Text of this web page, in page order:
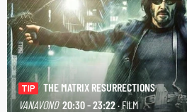
TIP
THE MATRIX RESURRECTIONS
VANAVOND 20:30 - 23:22· FILM